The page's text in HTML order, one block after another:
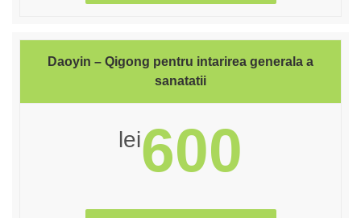
Daoyin – Qigong pentru intarirea generala a
sanatatii
lei600